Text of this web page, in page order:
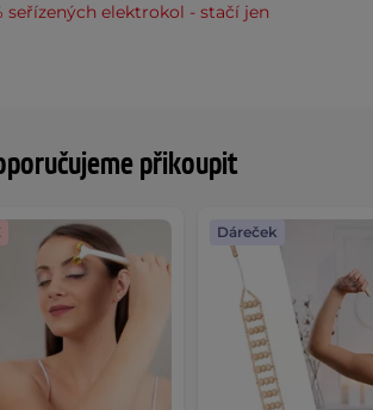
přikoupit
Dáreček
seřízených elektrokol - stačí jen